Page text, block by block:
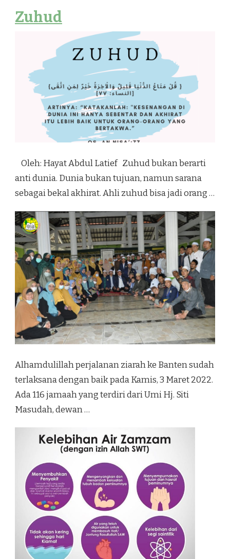
Zuhud
Oleh: Hayat Abdul Latief Zuhud bukan berarti
anti dunia. Dunia bukan tujuan, namun sarana
sebagai bekal akhirat. Ahli zuhud bisa jadi orang …
Alhamdulillah perjalanan ziarah ke Banten sudah
terlaksana dengan baik pada Kamis, 3 Maret 2022.
Ada 116 jamaah yang terdiri dari Umi Hj. Siti
Masudah, dewan …